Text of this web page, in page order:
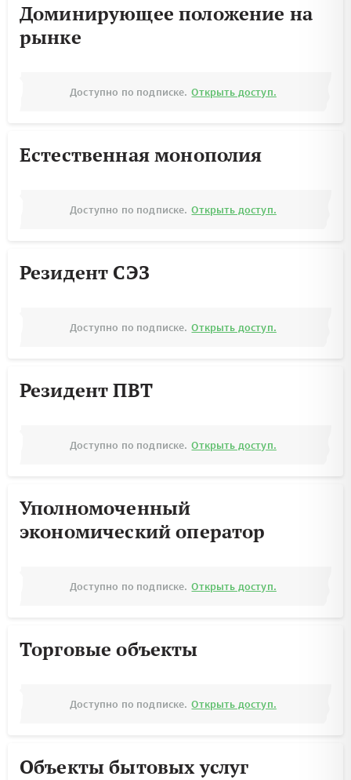
Доминирующее положение на
рынке
Доступно по подписке. Открыть доступ.
Естественная монополия
Доступно по подписке. Открыть доступ.
Резидент СЭЗ
Доступно по подписке. Открыть доступ.
Резидент ПВТ
Доступно по подписке. Открыть доступ.
Уполномоченный
экономический оператор
Доступно по подписке. Открыть доступ.
Торговые объекты
Доступно по подписке. Открыть доступ.
Объекты бытовых услуг